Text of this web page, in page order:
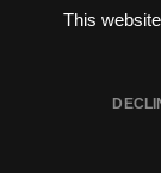
This
เก็บตกภาพง